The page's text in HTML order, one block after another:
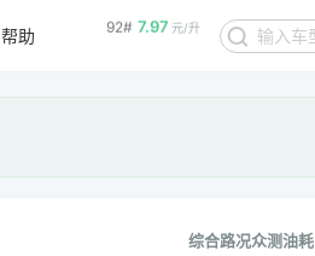
95# 8.48 元/升
帮助
综合路况众测油耗